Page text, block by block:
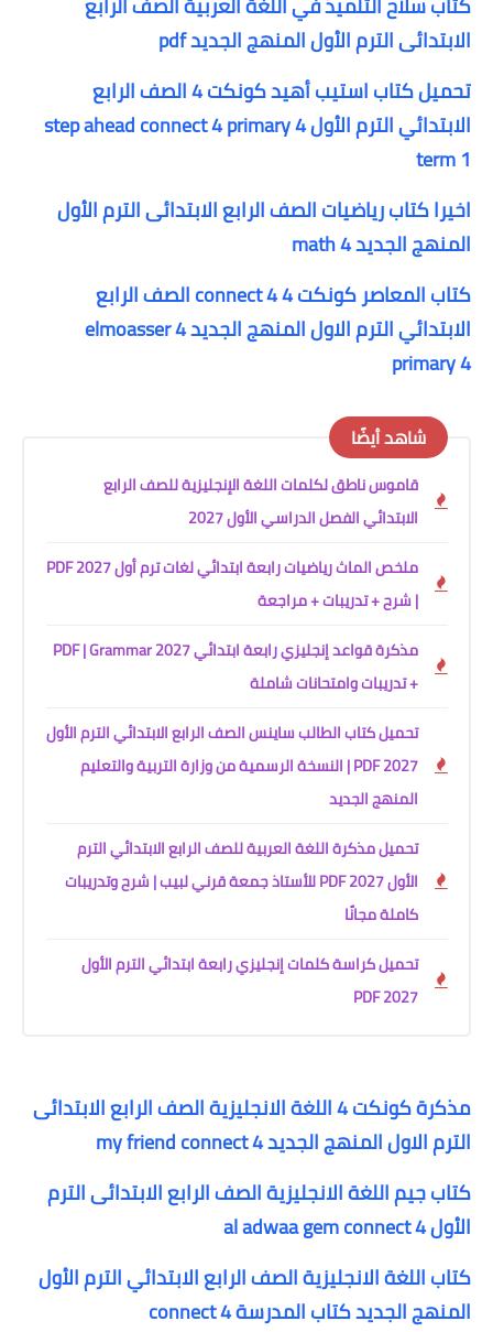
الابتدائى الترم الأول المنهج الجديد pdf
تحميل كتاب استيب أهيد كونكت 4 الصف الرابع
الابتدائي الترم الأول step ahead connect 4 primary 4
term 1
اخيرا كتاب رياضيات الصف الرابع الابتدائى الترم الأول
المنهج الجديد math 4
كتاب المعاصر كونكت 4 connect 4 الصف الرابع
الابتدائي الترم الاول المنهج الجديد elmoasser 4
primary 4
شاهد أيضًا
قاموس ناطق لكلمات اللغة الإنجليزية للصف الرابع
الابتدائي الفصل الدراسي الأول 2027
ملخص الماث رياضيات رابعة ابتدائي لغات ترم أول 2027 PDF
| شرح + تدريبات + مراجعة
مذكرة قواعد إنجليزي رابعة ابتدائي 2027 PDF | Grammar
+ تدريبات وامتحانات شاملة
تحميل كتاب الطالب ساينس الصف الرابع الابتدائي الترم الأول
2027 PDF | النسخة الرسمية من وزارة التربية والتعليم
المنهج الجديد
تحميل مذكرة اللغة العربية للصف الرابع الابتدائي الترم
الأول 2027 PDF للأستاذ جمعة قرني لبيب | شرح وتدريبات
كاملة مجانًا
تحميل كراسة كلمات إنجليزي رابعة ابتدائي الترم الأول
2027 PDF
مذكرة كونكت 4 اللغة الانجليزية الصف الرابع الابتدائى
الترم الاول المنهج الجديد my friend connect 4
كتاب جيم اللغة الانجليزية الصف الرابع الابتدائى الترم
الأول al adwaa gem connect 4
كتاب اللغة الانجليزية الصف الرابع الابتدائي الترم الأول
المنهج الجديد كتاب المدرسة connect 4